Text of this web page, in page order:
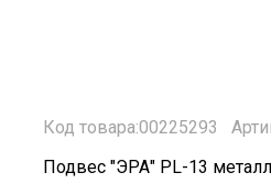
Код товара:00225293
Подвес "ЭРА" PL-13